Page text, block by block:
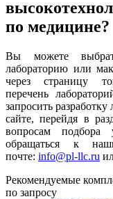
по медицине?
Вы можете
лабораторию или
через страницу
перечень
запросить
сайте, перейдя в
вопросам подбора
обращаться к
почте: info@pl-llc.ru
Рекомендуемые
по запросу